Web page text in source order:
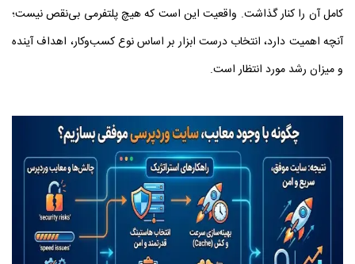
کامل آن را کنار گذاشت. واقعیت این است که هیچ پلتفرمی بی‌نقص نیست؛
آنچه اهمیت دارد، انتخاب درست ابزار بر اساس نوع کسب‌وکار، اهداف آینده
و میزان رشد مورد انتظار است.